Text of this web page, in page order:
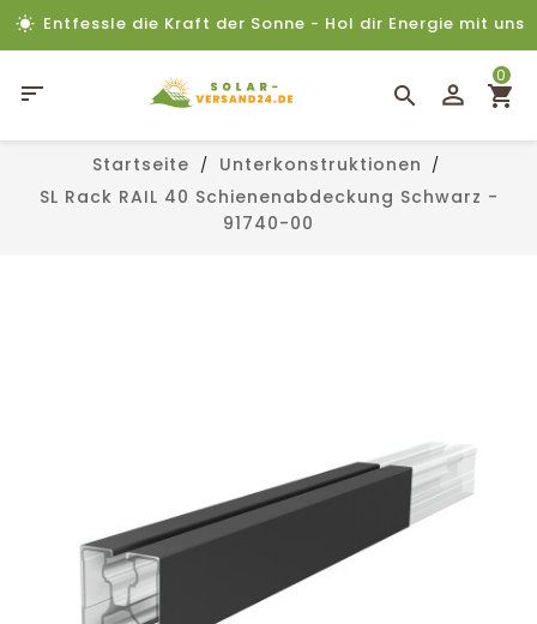
Entfessle die Kraft der Sonne - Hol dir Energie mit uns

0
Startseite
Unterkonstruktionen
SL Rack RAIL 40 Schienenabdeckung Schwarz -
91740-00